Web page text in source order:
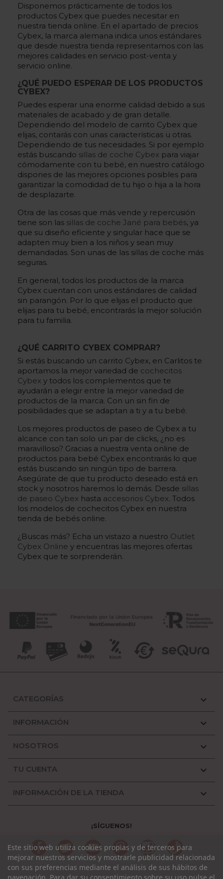
Disponemos prácticamente de todos los
productos Cybex que puedes necesitar en
nuestra tienda online. En el apartado de precios
Cybex, la marca alemana indica unos estándares
que desde nuestra tienda representamos con las
mejores calidades en servicio post-venta y
servicio online.
¿QUÉ PUEDO ESPERAR DE LOS PRODUCTOS
CYBEX?
Puedes esperar una enorme calidad debido a sus
materiales de acabado y de gran detalle.
Dependiendo del modelo de carrito Cybex que
elijas, contarás con unas características u otras.
Dependiendo de tus necesidades. Si por ejemplo
estás buscando sillas de coche Cybex para viajar
cómodamente con tu bebé, en nuestro catálogo
dispones de las mejores opciones posibles para
garantizar la comodidad de tu hijo o hija a la hora
de desplazarte.
Otra de las cosas que más vende y repercusión
tiene son las sillas de coche Jané para bebés, ya
que su diseño eficiente y singular hace que se
adapten muy bien a los niños y sean muy
demandadas. Son unas de las sillas de coche más
seguras.
En general, todos los productos de la marca
Cybex cuentan con unos estándares de calidad
sin parangón. Por lo que elijas el producto que
elijas para tu bebé, encontrarás la mejor solución
para tu familia.
¿QUÉ CARRITO CYBEX COMPRAR?
Si estás buscando un carrito Cybex, en Carlitos te
aportamos la mejor variedad de cochecitos
Cybex y todos los complementos que te
ayudarán a elegir entre la mejor variedad de
productos de la marca. Con un sin fin de
posibilidades que se adaptan a ti y a tu bebé.
Los mejores productos de paseo de Cybex a tu
alcance con tan solo un par de clicks, ¿no es
maravilloso? Gracias a nuestra venta online de
productos para bebé Cybex encontrarás lo que
estás buscando sin ningún tipo de barrera.
Asegúrate de que tu producto deseado está en
stock y nosotros haremos lo demás. Desde sillas
de paseo Cybex hasta accesorios Cybex. Todos
los modelos de cochecitos Cybex en nuestra
tienda de bebés online.
¿Buscas más? Echa un vistazo a nuestro Outlet
Cybex Online y encuentras las mejores ofertas
Cybex que te sorprenderán.
CATEGORÍAS 
INFORMACIÓN 
NOSOTROS 
TU CUENTA 
INFORMACIÓN DE LA TIENDA 
¡SÍGUENOS!
FacebookTwitter YouTubePinterestInstagramTikTok
Este sitio web utiliza cookies propias y de terceros para
mejorar nuestros servicios y mostrarle publicidad relacionada
con sus preferencias mediante el análisis de sus hábitos de